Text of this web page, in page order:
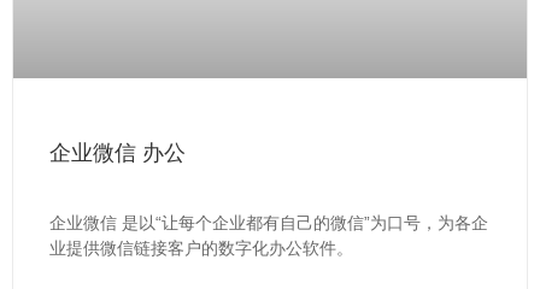
企业微信 办公
企业微信 是以“让每个企业都有自己的微信”为口号，为各企
业提供微信链接客户的数字化办公软件。